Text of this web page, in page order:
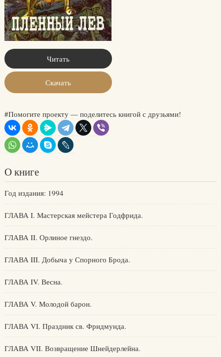
Читать
Скачать
#Помогите проекту — поделитесь книгой с друзьями!
О книге
Год издания: 1994
ГЛАВА I. Мастерская мейстера Годфрида.
ГЛАВА II. Орлиное гнездо.
ГЛАВА III. Добыча у Спорного Брода.
ГЛАВА IV. Весна.
ГЛАВА V. Молодой барон.
ГЛАВА VI. Праздник св. Фридмунда.
ГЛАВА VII. Возвращение Шнейдерлейна.